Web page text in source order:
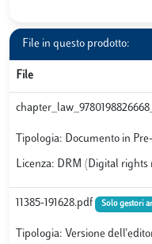
File in questo prodotto:
File
Tipologia: Documento in
Licenza: DRM (Digital
11385-191628.pdf Solo gestori
Tipologia: Versione